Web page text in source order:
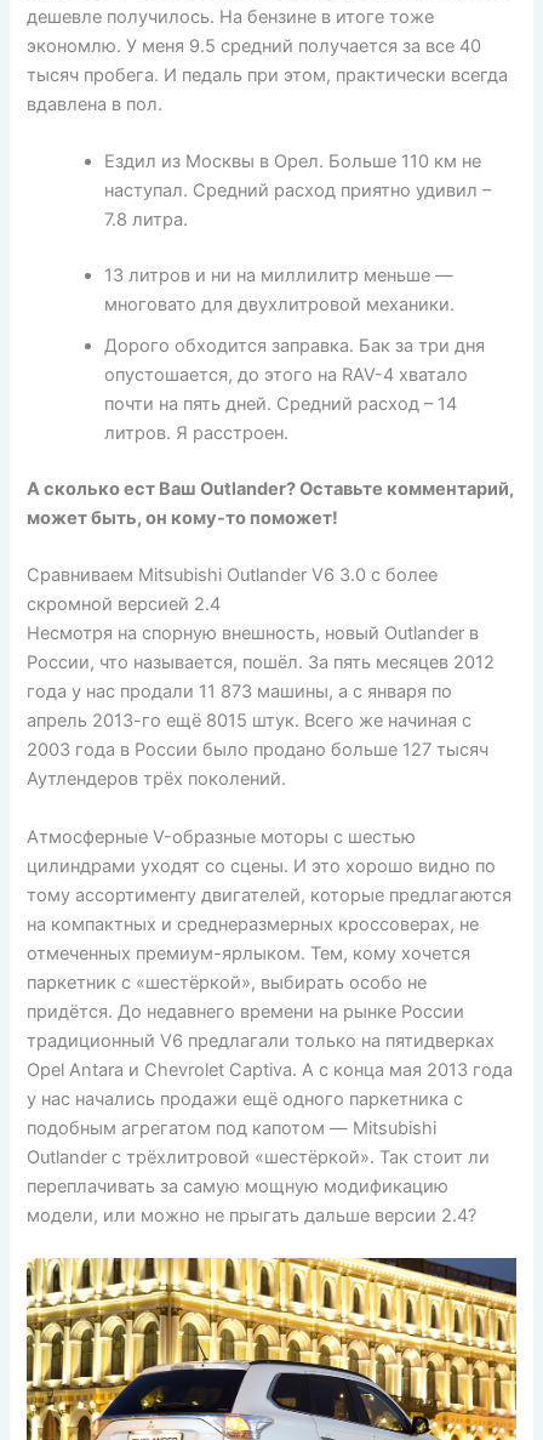
дешевле получилось. На бензине в итоге тоже
экономлю. У меня 9.5 средний получается за все 40
тысяч пробега. И педаль при этом, практически всегда
вдавлена в пол.
Ездил из Москвы в Орел. Больше 110 км не
наступал. Средний расход приятно удивил –
7.8 литра.
13 литров и ни на миллилитр меньше —
многовато для двухлитровой механики.
Дорого обходится заправка. Бак за три дня
опустошается, до этого на RAV-4 хватало
почти на пять дней. Средний расход – 14
литров. Я расстроен.
А сколько ест Ваш Outlander? Оставьте комментарий,
может быть, он кому-то поможет!
Сравниваем Mitsubishi Outlander V6 3.0 с более
скромной версией 2.4
Несмотря на спорную внешность, новый Outlander в
России, что называется, пошёл. За пять месяцев 2012
года у нас продали 11 873 машины, а с января по
апрель 2013-го ещё 8015 штук. Всего же начиная с
2003 года в России было продано больше 127 тысяч
Аутлендеров трёх поколений.
Атмосферные V-образные моторы с шестью
цилиндрами уходят со сцены. И это хорошо видно по
тому ассортименту двигателей, которые предлагаются
на компактных и среднеразмерных кроссоверах, не
отмеченных премиум-ярлыком. Тем, кому хочется
паркетник с «шестёркой», выбирать особо не
придётся. До недавнего времени на рынке России
традиционный V6 предлагали только на пятидверках
Opel Antara и Chevrolet Captiva. А с конца мая 2013 года
у нас начались продажи ещё одного паркетника с
подобным агрегатом под капотом — Mitsubishi
Outlander с трёхлитровой «шестёркой». Так стоит ли
переплачивать за самую мощную модификацию
модели, или можно не прыгать дальше версии 2.4?